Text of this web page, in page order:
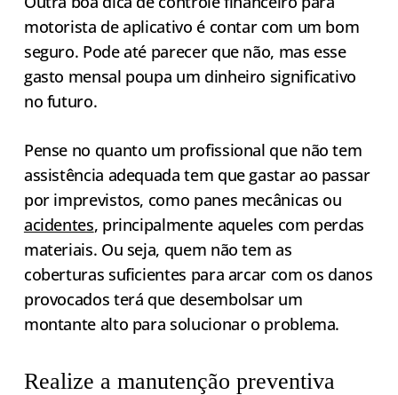
motorista de aplicativo é contar com um bom
seguro. Pode até parecer que não, mas esse
gasto mensal poupa um dinheiro significativo
no futuro.
Pense no quanto um profissional que não tem
assistência adequada tem que gastar ao passar
por imprevistos, como panes mecânicas ou
acidentes, principalmente aqueles com perdas
materiais. Ou seja, quem não tem as
coberturas suficientes para arcar com os danos
provocados terá que desembolsar um
montante alto para solucionar o problema.
Realize a manutenção preventiva